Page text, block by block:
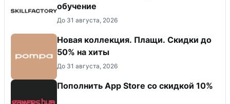
обучение
До 31 августа, 2026
Новая коллекция. Плащи. Скидки до
50% на хиты
До 31 августа, 2026
Пополнить App Store со скидкой 10%